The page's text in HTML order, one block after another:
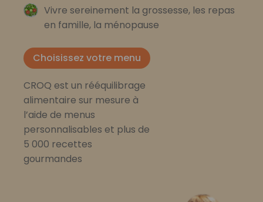
Vivre sereinement la grossesse, les repas
en famille, la ménopause
Choisissez votre menu
CROQ est un rééquilibrage
alimentaire sur mesure à
l’aide de menus
personnalisables et plus de
5 000 recettes
gourmandes